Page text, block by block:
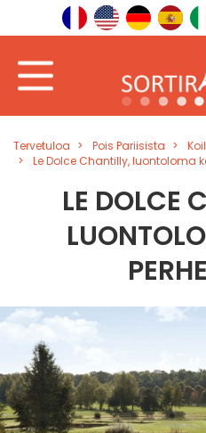
Tervetuloa Pois Pariisista
Le Dolce Chantilly, luontoloma
LE DOLCE